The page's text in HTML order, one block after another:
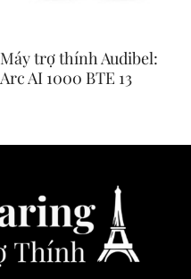
Máy trợ thính Audibel:
Arc AI 1000 BTE 13